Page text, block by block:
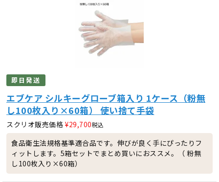
即日発送
エブケア シルキーグローブ箱入り 1ケース（粉無
し100枚入り×60箱） 使い捨て手袋
スクリオ販売価格 ¥29,700税込
食品衛生法規格基準適合品です。伸びが良く手にぴったりフ
ィットします。5箱セットでまとめ買いにおススメ。（ 粉無
し100枚入り×60箱）